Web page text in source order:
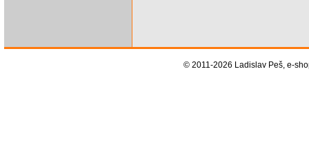
© 2011-2026 Ladislav Peš, e-